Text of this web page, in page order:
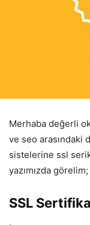
Merhaba değerli
ve seo arasındaki
sistelerine ssl
yazımızda görelim;
SSL